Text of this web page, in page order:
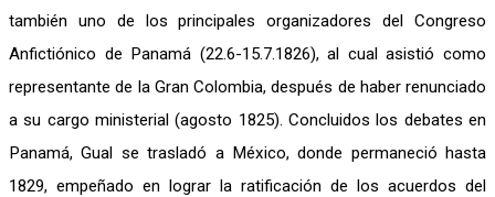
también uno de los principales organizadores del Congreso
Anfictiónico de Panamá (22.6-15.7.1826), al cual asistió como
representante de la Gran Colombia, después de haber renunciado
a su cargo ministerial (agosto 1825). Concluidos los debates en
Panamá, Gual se trasladó a México, donde permaneció hasta
1829, empeñado en lograr la ratificación de los acuerdos del